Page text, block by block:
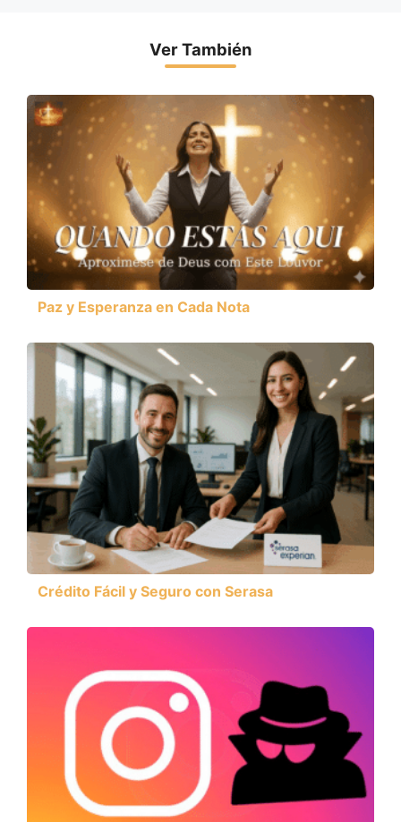
Ver También
Paz y Esperanza en Cada Nota
Crédito Fácil y Seguro con Serasa